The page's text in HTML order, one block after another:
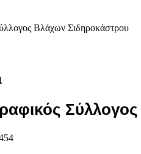
Βλάχων Σιδηροκάστρου